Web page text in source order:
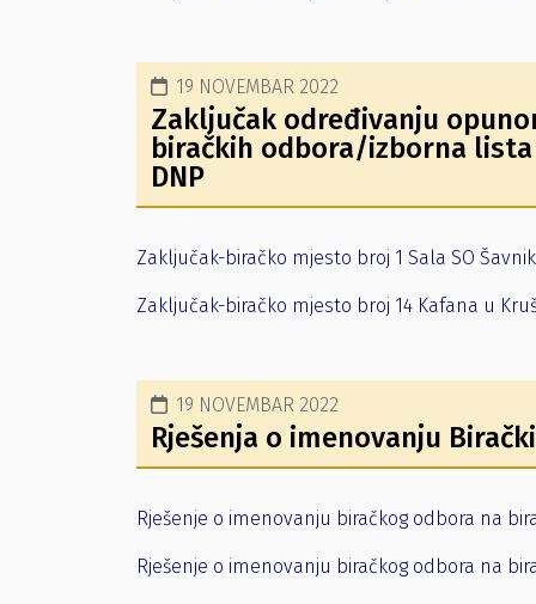
19 NOVEMBAR 2022
Zaključak određivanju
biračkih odbora/izborna lista
DNP
Zaključak-biračko mjesto broj 1 Sala SO Šavnik
Zaključak-biračko mjesto broj 14 Kafana u
19 NOVEMBAR 2022
Rješenja o imenovanju
Rješenje o imenovanju biračkog odbora na
Rješenje o imenovanju biračkog odbora na